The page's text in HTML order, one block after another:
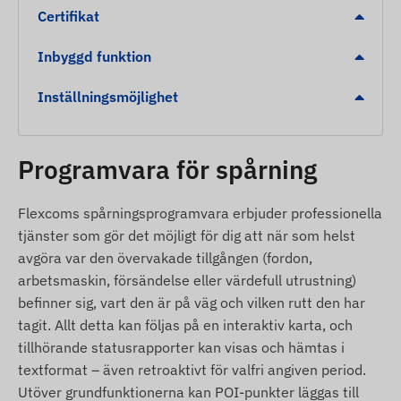
Detektering av förflyttning eller vibration vid
stillastående.
Avbrott i huvudströmförsörjningen vid
urkoppling av batteri.
Digitalt stängsel (Geofencing) – avisering vid
utträde ur eller ankomst till en markerad zon.
SOS-nödlarm vid användning av tillvalsknapp.
Förpackningens innehåll
Ningmore NT21N-CAT1 4G LTE GPS-spårare för
fordon
Anslutningskabel för installation
Användarmanual
Certifikat
Inbyggd funktion
Inställningsmöjlighet
Programvara för spårning
Flexcoms spårningsprogramvara erbjuder professionella
tjänster som gör det möjligt för dig att när som helst
avgöra var den övervakade tillgången (fordon,
arbetsmaskin, försändelse eller värdefull utrustning)
befinner sig, vart den är på väg och vilken rutt den har
tagit. Allt detta kan följas på en interaktiv karta, och
tillhörande statusrapporter kan visas och hämtas i
textformat – även retroaktivt för valfri angiven period.
Utöver grundfunktionerna kan POI-punkter läggas till